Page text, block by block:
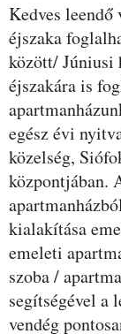
Leírás
Kedves
éjszaka
között/ Júniusi
éjszakára is
egész évi
közelség,
központjában.
kialakítása
emeleti
szoba /
segítségével a
vendég